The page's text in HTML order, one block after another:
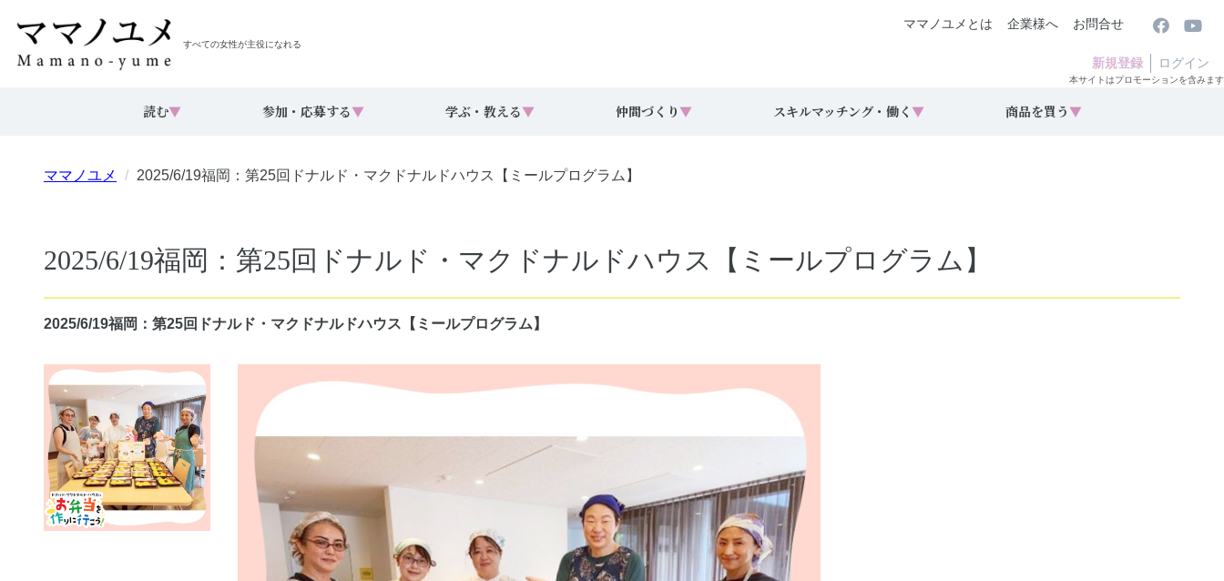
すべての女性が主役になれる
ママノユメとは 企業様へ お問合せ
新規登録 ログイン
本サイトはプロモーションを含みます
読む▼ 参加・応募する▼ 学ぶ・教える▼ 仲間づくり ▼ スキルマッチング・働く ▼ 商品を買う ▼
ママノユメ 2025/6/19福岡：第25回ドナルド・マクドナルドハウス【ミールプログラム】
2025/6/19福岡：第25回ドナルド・マクドナルドハウス【ミールプログラム】
2025/6/19福岡：第25回ドナルド・マクドナルドハウス【ミールプログラム】